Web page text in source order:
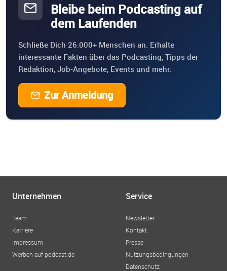
Bleibe beim Podcasting auf
dem Laufenden
Schließe Dich 26.000+ Menschen an. Erhalte
interessante Fakten über das Podcasting, Tipps der
Redaktion, Job-Angebote, Events und mehr.
Zur Anmeldung
Unternehmen
Team
Karriere
Impressum
Werben auf podcast.de
Service
Newsletter
Kontakt
Presse
Nutzungsbedingungen
Datenschutz